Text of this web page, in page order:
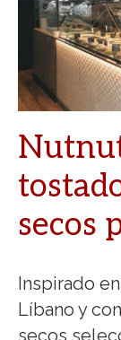
secos
Inspirado
Líbano y
secos